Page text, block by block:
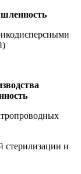
стерилизации и